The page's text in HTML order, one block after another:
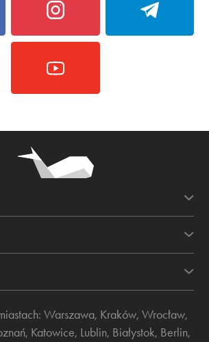
Warszawa, Kraków, Wrocław,
, Katowice, Lublin, Białystok, Berlin,